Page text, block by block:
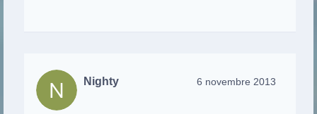
Nighty 6 novembre 2013